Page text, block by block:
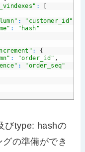
:
: "customer_id"
:
"hash"
:
{
: "order_id" ,
:
"order_seq"
びtype: hashの
の準備ができ